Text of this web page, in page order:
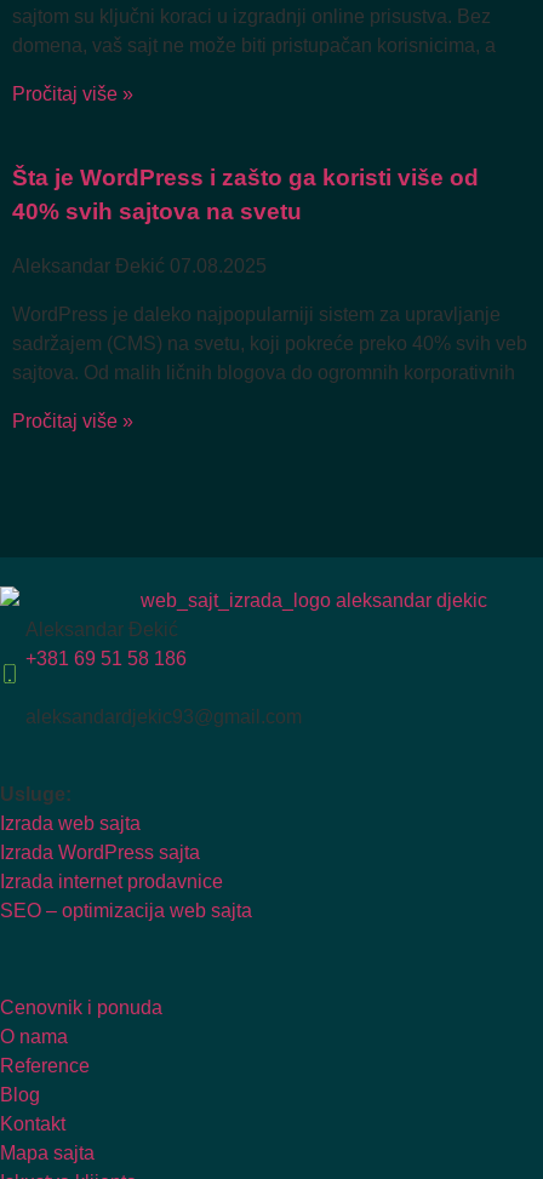
sajtom su ključni koraci u izgradnji online prisustva. Bez
domena, vaš sajt ne može biti pristupačan korisnicima, a
Pročitaj više »
Šta je WordPress i zašto ga koristi više od
40% svih sajtova na svetu
Aleksandar Đekić 07.08.2025
WordPress je daleko najpopularniji sistem za upravljanje
sadržajem (CMS) na svetu, koji pokreće preko 40% svih veb
sajtova. Od malih ličnih blogova do ogromnih korporativnih
Pročitaj više »
Aleksandar Đekić
+381 69 51 58 186
aleksandardjekic93@gmail.com
Usluge:
Izrada web sajta
Izrada WordPress sajta
Izrada internet prodavnice
SEO – optimizacija web sajta
Cenovnik i ponuda
O nama
Reference
Blog
Kontakt
Mapa sajta